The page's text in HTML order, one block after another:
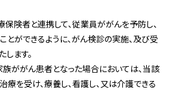
険者と連携して、従業員ががんを予防し、
とができるように、がん検診の実施、及び受
ます。
族ががん患者となった場合においては、当該
を受け、療養し、看護し、又は介護できる